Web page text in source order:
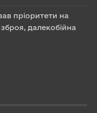
пріоритети на
далекобійна